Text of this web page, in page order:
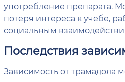
употребление препарата.
потеря интереса к учебе,
социальным
Последствия
Зависимость от трамадола